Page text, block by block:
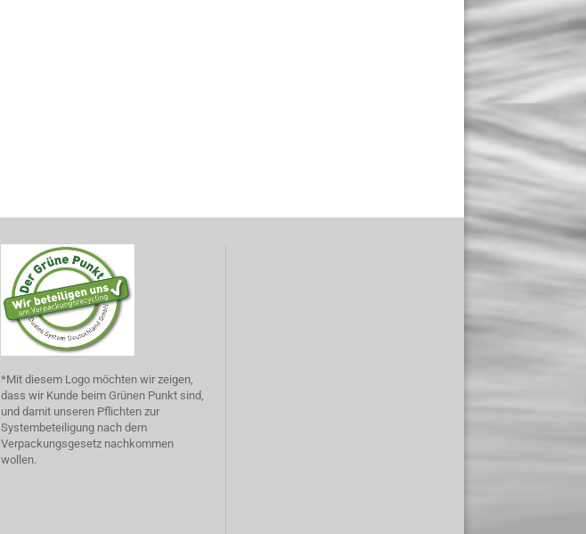
*Mit diesem Logo möchten wir zeigen,
dass wir Kunde beim Grünen Punkt sind,
und damit unseren Pflichten zur
Systembeteiligung nach dem
Verpackungsgesetz nachkommen
wollen.